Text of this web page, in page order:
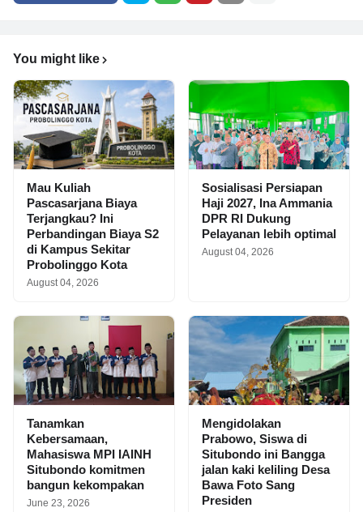
You might like
Mau Kuliah
Pascasarjana Biaya
Terjangkau? Ini
Perbandingan Biaya S2
di Kampus Sekitar
Probolinggo Kota
August 04, 2026
Sosialisasi Persiapan
Haji 2027, Ina Ammania
DPR RI Dukung
Pelayanan lebih optimal
August 04, 2026
Tanamkan
Kebersamaan,
Mahasiswa MPI IAINH
Situbondo komitmen
bangun kekompakan
June 23, 2026
Mengidolakan
Prabowo, Siswa di
Situbondo ini Bangga
jalan kaki keliling Desa
Bawa Foto Sang
Presiden